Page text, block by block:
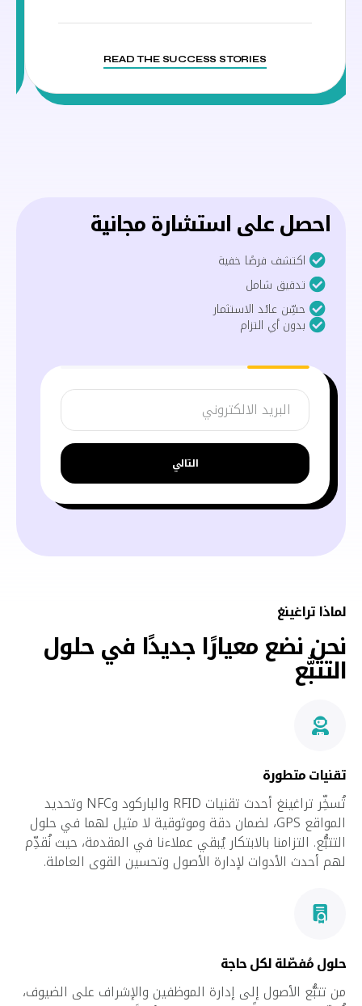
READ THE SUCCESS STORIES
احصل على استشارة مجانية
اكتشف فرصًا خفية
تدقيق شامل
حسِّن عائد الاستثمار
بدون أي التزام
التالي
لماذا تراغينغ
نحن نضع معيارًا جديدًا في حلول
التتبُّع
تقنيات متطورة
تُسخِّر تراغينغ أحدث تقنيات RFID والباركود وNFC وتحديد
المواقع GPS، لضمان دقة وموثوقية لا مثيل لهما في حلول
التتبُّع. التزامنا بالابتكار يُبقي عملاءنا في المقدمة، حيث نُقدِّم
لهم أحدث الأدوات لإدارة الأصول وتحسين القوى العاملة.
حلول مُفصّلة لكل حاجة
من تتبُّع الأصول إلى إدارة الموظفين والإشراف على الضيوف،